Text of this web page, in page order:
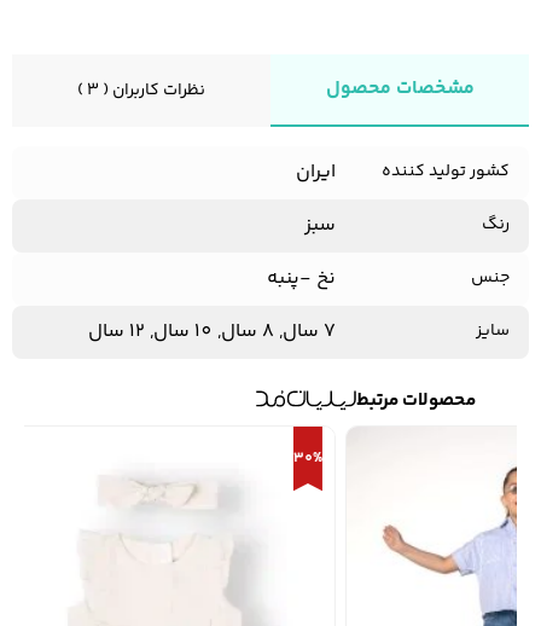
مشخصات محصول نظرات کاربران ( 3 )
کشور تولید کننده ایران
رنگ سبز
جنس نخ -پنبه
سایز 7 سال, 8 سال, 10 سال, 12 سال
محصولات مرتبط
30%